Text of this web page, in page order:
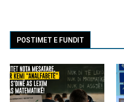
POSTIMET E FUNDIT